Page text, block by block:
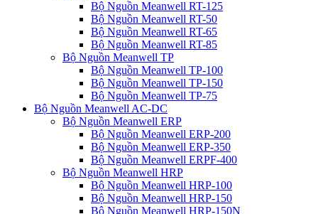
Bộ Nguồn Meanwell RT-125
Bộ Nguồn Meanwell RT-50
Bộ Nguồn Meanwell RT-65
Bộ Nguồn Meanwell RT-85
Bộ Nguồn Meanwell TP
Bộ Nguồn Meanwell TP-100
Bộ Nguồn Meanwell TP-150
Bộ Nguồn Meanwell TP-75
Bộ Nguồn Meanwell AC-DC
Bộ Nguồn Meanwell ERP
Bộ Nguồn Meanwell ERP-200
Bộ Nguồn Meanwell ERP-350
Bộ Nguồn Meanwell ERPF-400
Bộ Nguồn Meanwell HRP
Bộ Nguồn Meanwell HRP-100
Bộ Nguồn Meanwell HRP-150
Bộ Nguồn Meanwell HRP-150N